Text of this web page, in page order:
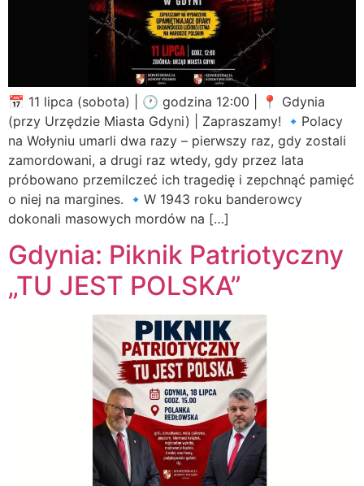
📅 11 lipca (sobota) | 🕐 godzina 12:00 | 📍 Gdynia
(przy Urzędzie Miasta Gdyni) | Zapraszamy! 🔹Polacy
na Wołyniu umarli dwa razy – pierwszy raz, gdy zostali
zamordowani, a drugi raz wtedy, gdy przez lata
próbowano przemilczeć ich tragedię i zepchnąć pamięć
o niej na margines. 🔹W 1943 roku banderowcy
dokonali masowych mordów na […]
Gdynia: Piknik Patriotyczny
„TU JEST POLSKA”